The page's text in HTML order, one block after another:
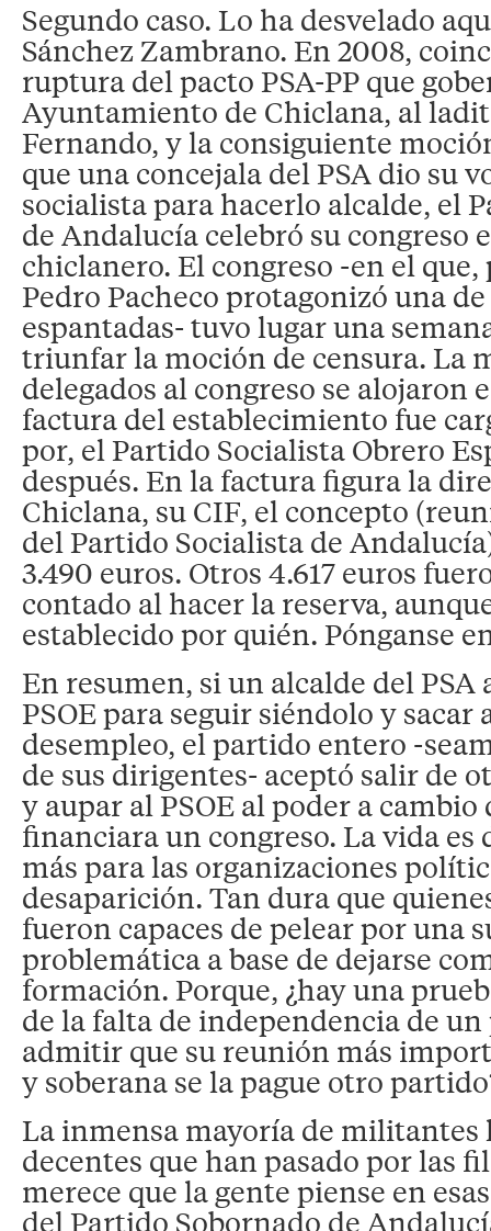
Segundo caso. Lo ha desvelado
Sánchez Zambrano. En 2008,
ruptura del pacto PSA-PP que
Ayuntamiento de Chiclana, al
Fernando, y la consiguiente
que una concejala del PSA dio su
socialista para hacerlo alcalde, el
de Andalucía celebró su congreso
chiclanero. El congreso -en el
Pedro Pacheco protagonizó una de
espantadas- tuvo lugar una
triunfar la moción de censura. La
delegados al congreso se alojaron
factura del establecimiento fue
por, el Partido Socialista Obrero
después. En la factura figura la
Chiclana, su CIF, el concepto
del Partido Socialista de
3.490 euros. Otros 4.617 euros
contado al hacer la reserva,
establecido por quién. Pónganse
En resumen, si un alcalde del PSA
PSOE para seguir siéndolo y sacar
desempleo, el partido entero -
de sus dirigentes- aceptó salir de
y aupar al PSOE al poder a cambio
financiara un congreso. La vida es
más para las organizaciones
desaparición. Tan dura que
fueron capaces de pelear por una
problemática a base de dejarse
formación. Porque, ¿hay una
de la falta de independencia de
admitir que su reunión más
y soberana se la pague otro
La inmensa mayoría de militantes
decentes que han pasado por las
merece que la gente piense en
del Partido Sobornado de